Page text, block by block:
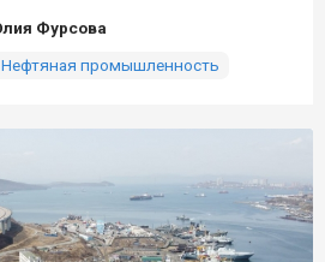
Фурсова
Нефтяная промышленность